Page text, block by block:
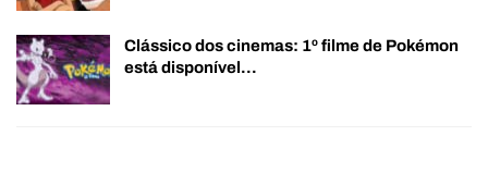
Clássico dos cinemas: 1º filme de Pokémon
está disponível…